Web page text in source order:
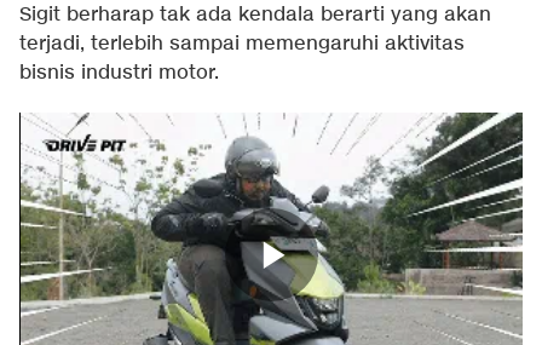
Sigit berharap tak ada kendala berarti yang akan
terjadi, terlebih sampai memengaruhi aktivitas
bisnis industri motor.